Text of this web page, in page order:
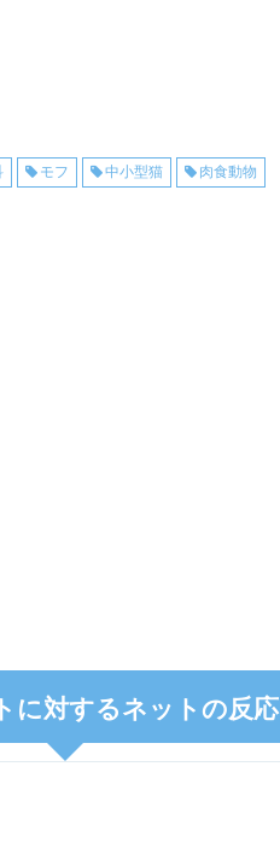
モフ 中小型猫 肉食動物
に対するネットの反応